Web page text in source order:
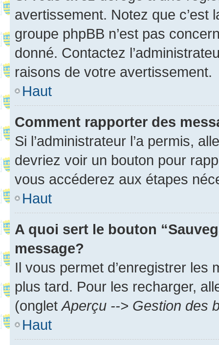
avertissement. Notez que c’est
groupe phpBB n’est pas
donné. Contactez
raisons de votre avertissement.
Haut
Comment rapporter des
Si l’administrateur l’a permis,
devriez voir un bouton pour
vous accéderez aux étapes
Haut
A quoi sert le bouton
message?
Il vous permet d’enregistrer
plus tard. Pour les recharger,
(onglet Aperçu --> Gestion des
Haut